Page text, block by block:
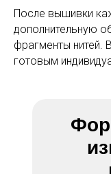
После вышивки
дополнительную
фрагменты нитей.
готовым